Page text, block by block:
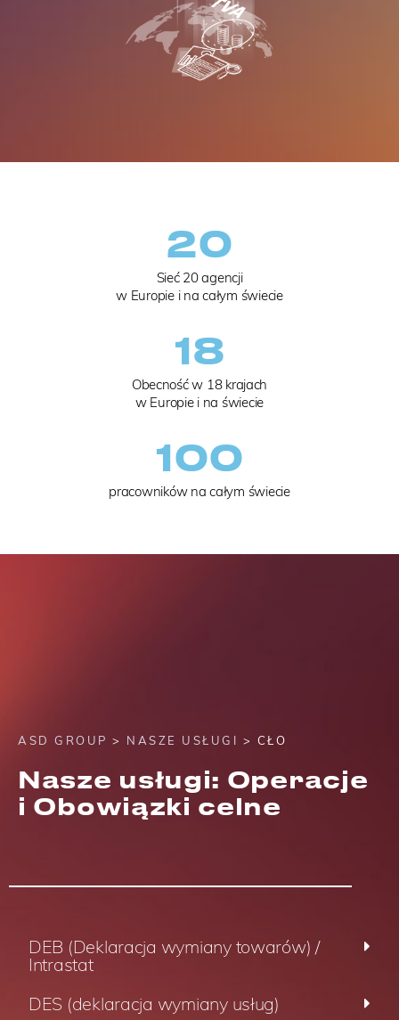
Sieć 20 agencji
w Europie i na całym świecie
20
Obecność w 18 krajach
w Europie i na świecie
18
pracowników na całym świecie
100
ASD GROUP > NASZE USŁUGI > CŁO
Nasze usługi: Operacje
i Obowiązki celne
DEB (Deklaracja wymiany towarów) /
Intrastat
DES (deklaracja wymiany usług)